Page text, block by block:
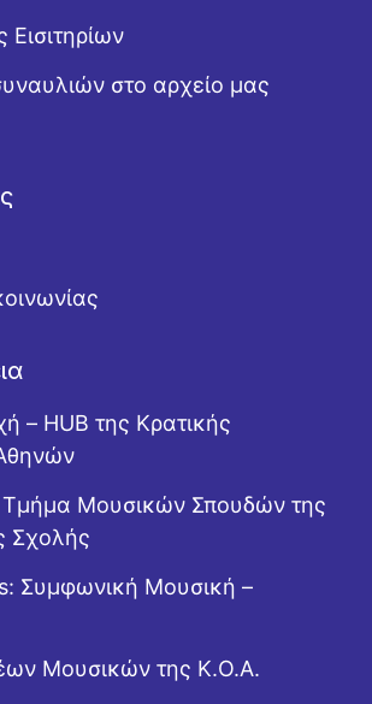
στο αρχείο μας
– HUB της Κρατικής
Μουσικών Σπουδών της
Σχολής
Συμφωνική Μουσική –
Μουσικών της Κ.Ο.Α.